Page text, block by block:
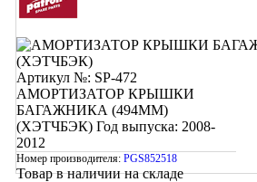
Артикул №: SP-472
АМОРТИЗАТОР КРЫШКИ
БАГАЖНИКА (494ММ)
(ХЭТЧБЭК) Год выпуска: 2008-
2012
Номер производителя: PGS852518
Товар в наличии на складе